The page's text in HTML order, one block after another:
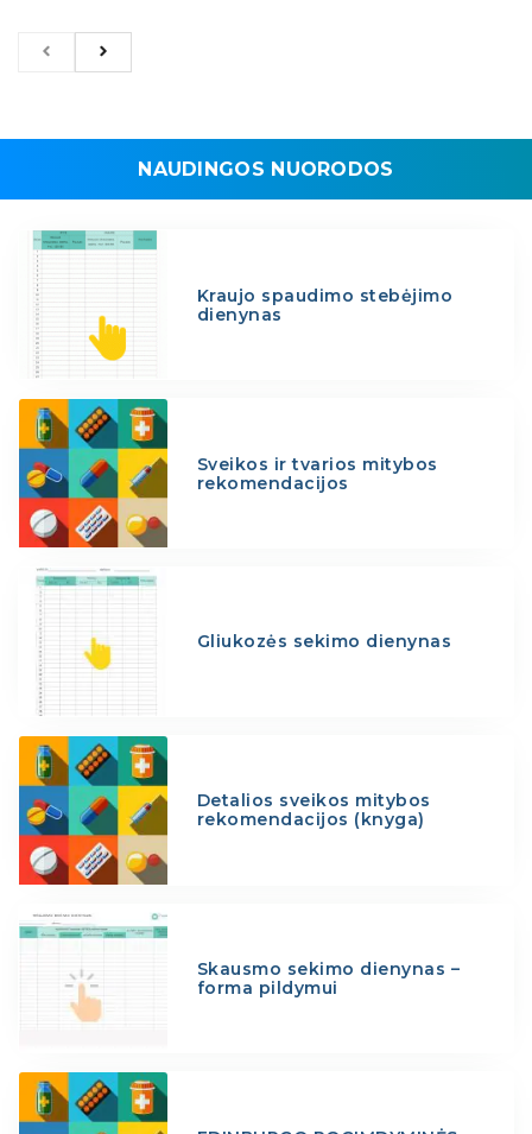
NAUDINGOS NUORODOS
Kraujo spaudimo stebėjimo
dienynas
Sveikos ir tvarios mitybos
rekomendacijos
Gliukozės sekimo dienynas
Detalios sveikos mitybos
rekomendacijos (knyga)
Skausmo sekimo dienynas –
forma pildymui